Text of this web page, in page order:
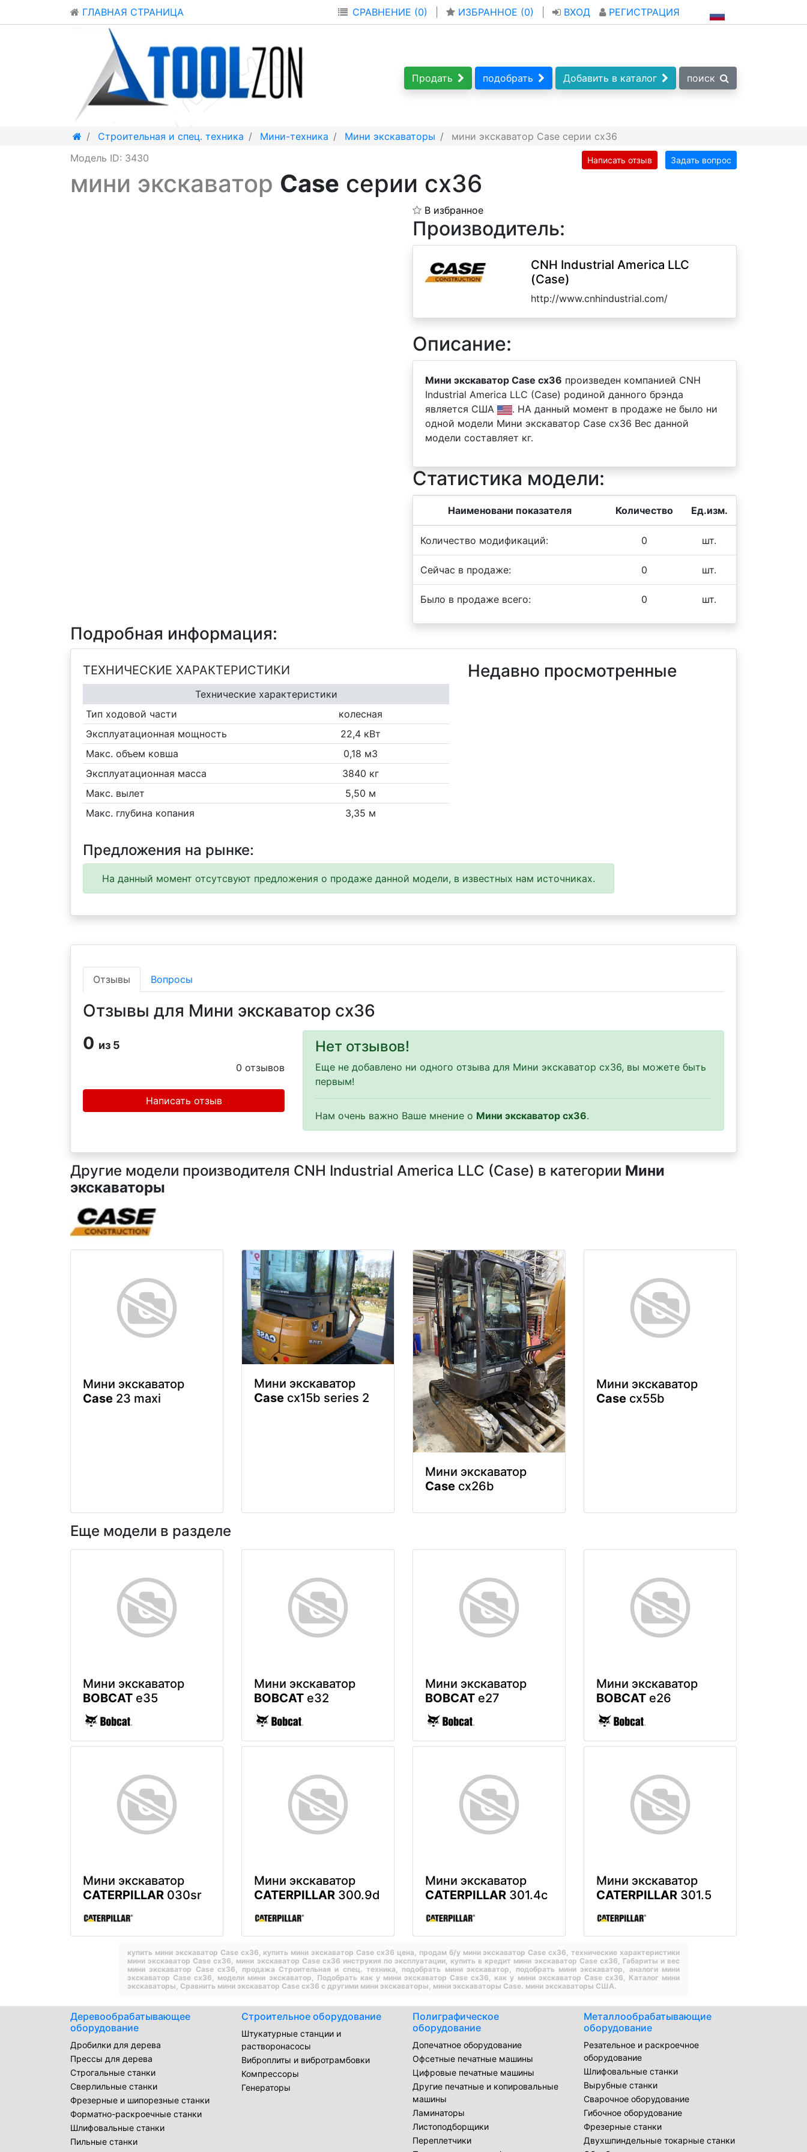
ГЛАВНАЯ СТРАНИЦА СРАВНЕНИЕ (0) ИЗБРАННОЕ (0) ВХОД РЕГИСТРАЦИЯ
Продать подобрать Добавить в каталог поиск
Строительная и спец. техника Мини-техника Мини экскаваторы
мини экскаватор Case серии cx36
Модель ID: 3430
Написать отзыв Задать вопрос
мини экскаватор Case серии cx36
В избранное
Производитель:
CNH Industrial America LLC
(Case)
http://www.cnhindustrial.com/
Описание:
Мини экскаватор Case cx36 произведен компанией CNH
Industrial America LLC (Case) родиной данного брэнда
является США
. НА данный момент в продаже не было ни
одной модели Мини экскаватор Case cx36 Вес данной
модели составляет кг.
Статистика модели:
Наименовани показателя Количество Ед.изм.
Количество модификаций: 0 шт.
Сейчас в продаже: 0 шт.
Было в продаже всего: 0 шт.
Подробная информация:
ТЕХНИЧЕСКИЕ ХАРАКТЕРИСТИКИ
Технические характеристики
Тип ходовой части
колесная
Эксплуатационная мощность
22,4 кВт
Макс. объем ковша
0,18 м3
Эксплуатационная масса
3840 кг
Макс. вылет
5,50 м
Макс. глубина копания
3,35 м
Недавно просмотренные
Предложения на рынке:
На данный момент отсутсвуют предложения о продаже данной модели, в известных нам источниках.
Отзывы Вопросы
Отзывы для Мини экскаватор cx36
0 из 5
0 отзывов
Написать отзыв
Нет отзывов!
Еще не добавлено ни одного отзыва для Мини экскаватор cx36, вы можете быть
первым!
Нам очень важно Ваше мнение о Мини экскаватор cx36.
Другие модели производителя CNH Industrial America LLC (Case) в категории Мини
экскаваторы
Мини экскаватор
Case 23 maxi
Мини экскаватор
Case cx15b series 2
Мини экскаватор
Case cx26b
Мини экскаватор
Case cx55b
Еще модели в разделе
Мини экскаватор
BOBCAT e35
Мини экскаватор
BOBCAT e32
Мини экскаватор
BOBCAT e27
Мини экскаватор
BOBCAT e26
Мини экскаватор
CATERPILLAR 030sr
Мини экскаватор
CATERPILLAR 300.9d
Мини экскаватор
CATERPILLAR 301.4c
Мини экскаватор
CATERPILLAR 301.5
купить мини экскаватор Case cx36, купить мини экскаватор Case cx36 цена, продам б/у мини экскаватор Case cx36,технические характеристики
мини экскаватор Case cx36, мини экскаватор Case cx36 инструкия по эксплуатации, купить в кредит мини экскаватор Case cx36, Габариты и вес
мини экскаватор Case cx36, продажа Строительная и спец. техника, подобрать мини экскаватор, подобрать мини экскаватор, аналоги мини
экскаватор Case cx36, модели мини экскаватор, Подобрать как у мини экскаватор Case cx36, как у мини экскаватор Case cx36, Каталог мини
экскаваторы, Сравнить мини экскаватор Case cx36 с другими мини экскаваторы, мини экскаваторы Case. мини экскаваторы США.
Деревообрабатывающее
оборудование
Дробилки для дерева
Прессы для дерева
Строгальные станки
Сверлильные станки
Фрезерные и шипорезные станки
Форматно-раскроечные станки
Шлифовальные станки
Пильные станки
Строительное оборудование
Штукатурные станции и
растворонасосы
Виброплиты и вибротрамбовки
Компрессоры
Генераторы
Полиграфическое
оборудование
Допечатное оборудование
Офсетные печатные машины
Цифровые печатные машины
Другие печатные и копировальные
машины
Ламинаторы
Листоподборщики
Переплетчики
Металлообрабатывающие
оборудование
Резательное и раскроечное
оборудование
Шлифовальные станки
Вырубные станки
Сварочное оборудование
Гибочное оборудование
Фрезерные станки
Двухшпиндельные токарные станки